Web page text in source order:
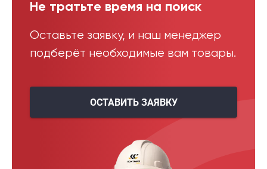
Не тратьте время на поиск
Оставьте заявку, и наш менеджер
подберёт необходимые вам товары.
ОСТАВИТЬ ЗАЯВКУ